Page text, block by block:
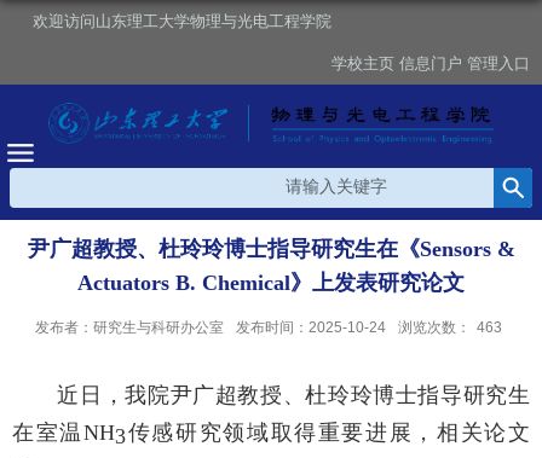
欢迎访问山东理工大学物理与光电工程学院
学校主页 信息门户 管理入口
尹广超教授、杜玲玲博士指导研究生在《Sensors &
Actuators B. Chemical》上发表研究论文
发布者：研究生与科研办公室 发布时间：2025-10-24 浏览次数： 463
近日，我院尹广超教授、杜玲玲博士指导研究生
在室温 NH3传感研究领域取得重要进展，相关论文